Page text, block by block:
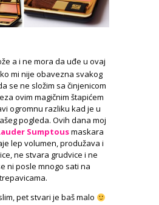
a i ne mora da uđe u ovaj
mi nije obavezna svakog
se ne složim sa činjenicom
ovim magičnim štapićem
ogromnu razliku kad je u
pogleda. Ovih dana moj
Sumptousmaskara
lep volumen, produžava i
ne stvara grudvice i ne
ni posle mnogo sati na
trepavicama.
pet stvari je baš malo